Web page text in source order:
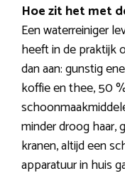
Hoe zit het met
Een waterreiniger
heeft in de praktijk
dan aan: gunstig
koffie en thee, 50
minder droog haar,
kranen, altijd een
apparatuur in huis